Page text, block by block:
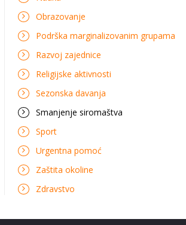
Obrazovanje
Podrška marginalizovanim grupama
Razvoj zajednice
Religijske aktivnosti
Sezonska davanja
Smanjenje siromaštva
Sport
Urgentna pomoć
Zaštita okoline
Zdravstvo